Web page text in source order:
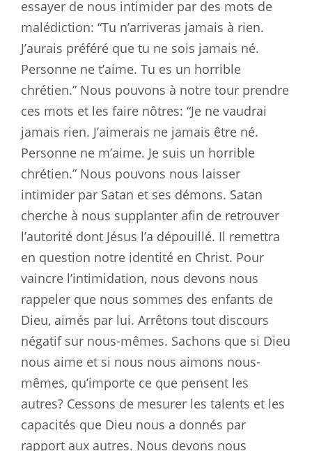
essayer de nous intimider par des mots de
malédiction: “Tu n’arriveras jamais à rien.
J’aurais préféré que tu ne sois jamais né.
Personne ne t’aime. Tu es un horrible
chrétien.” Nous pouvons à notre tour prendre
ces mots et les faire nôtres: “Je ne vaudrai
jamais rien. J’aimerais ne jamais être né.
Personne ne m’aime. Je suis un horrible
chrétien.” Nous pouvons nous laisser
intimider par Satan et ses démons. Satan
cherche à nous supplanter afin de retrouver
l’autorité dont Jésus l’a dépouillé. Il remettra
en question notre identité en Christ. Pour
vaincre l’intimidation, nous devons nous
rappeler que nous sommes des enfants de
Dieu, aimés par lui. Arrêtons tout discours
négatif sur nous-mêmes. Sachons que si Dieu
nous aime et si nous nous aimons nous-
mêmes, qu’importe ce que pensent les
autres? Cessons de mesurer les talents et les
capacités que Dieu nous a donnés par
rapport aux autres. Nous devons nous